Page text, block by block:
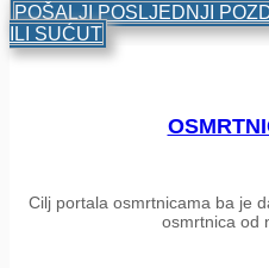
POŠALJI POSLJEDNJI
ILI SUĆUT
Cilj portala osmrtnicama ba je
osmrtnica od